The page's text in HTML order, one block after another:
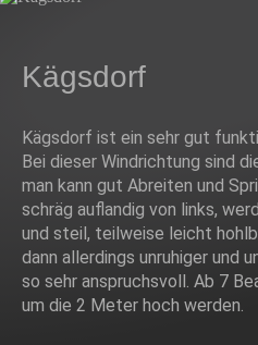
Kägsdorf
Kägsdorf ist ein sehr gut
Bei dieser Windrichtung sind
man kann gut Abreiten und
schräg auflandig von links,
und steil, teilweise leicht
dann allerdings unruhiger und
so sehr anspruchsvoll. Ab 7
um die 2 Meter hoch werden.